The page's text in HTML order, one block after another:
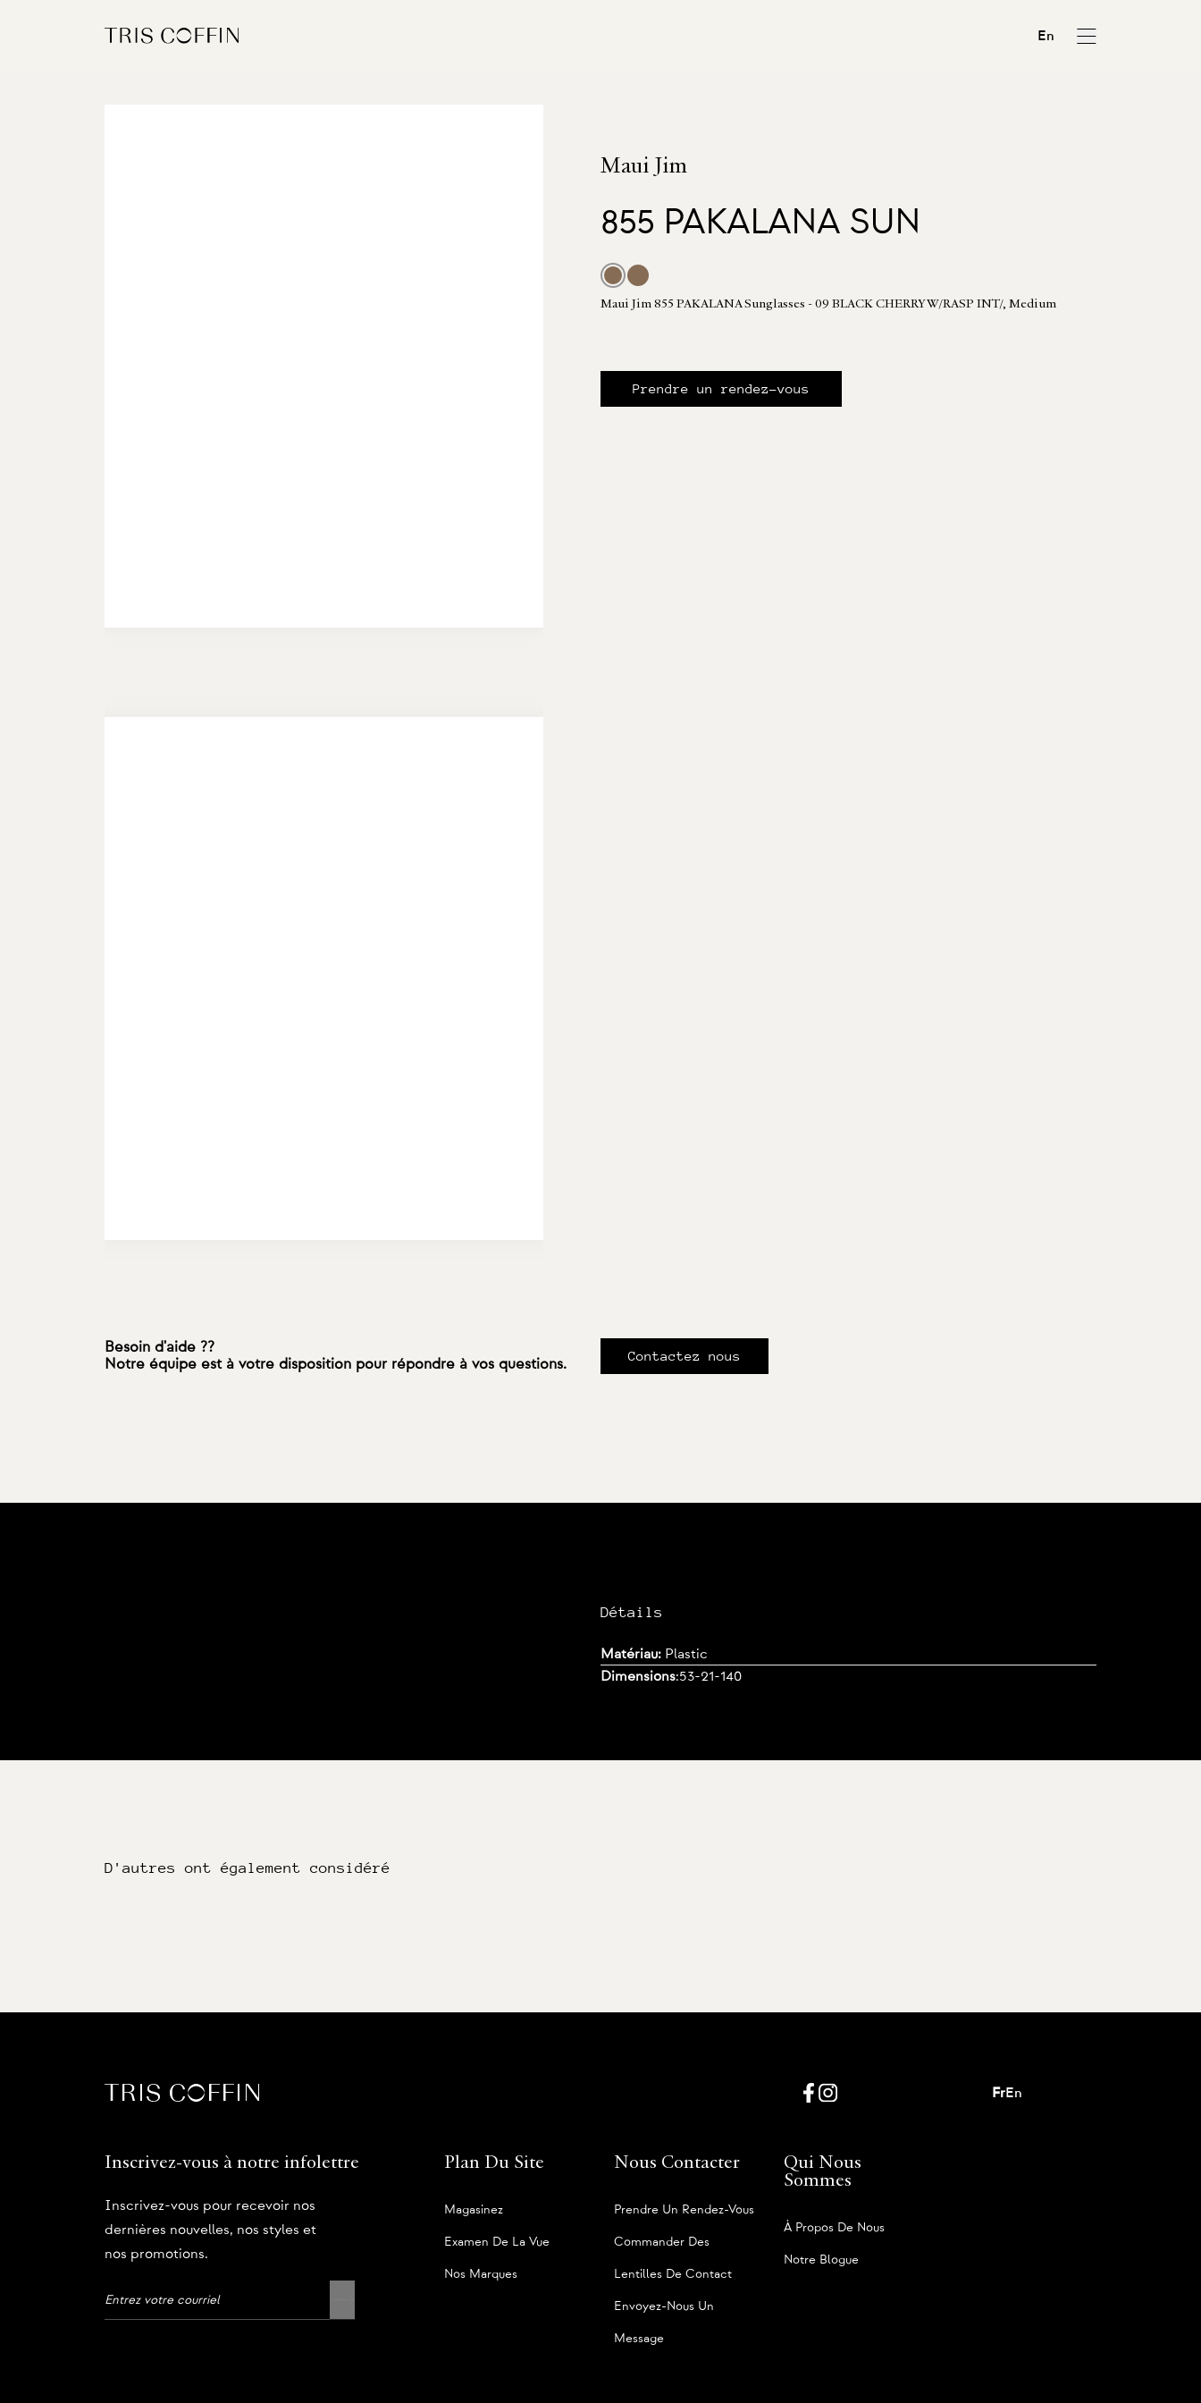
En
Maui Jim
855 PAKALANA SUN
Maui Jim 855 PAKALANA Sunglasses - 09 BLACK CHERRY W/RASP INT/, Medium
Prendre un rendez-vous
Besoin d'aide ??
Notre équipe est à votre disposition pour répondre à vos questions.
Contactez nous
Détails
Matériau: Plastic
Dimensions:53-21-140
D'autres ont également considéré
En
Fr
Inscrivez-vous à notre infolettre
Inscrivez-vous pour recevoir nos
dernières nouvelles, nos styles et
nos promotions.
Plan Du Site
Magasinez
Examen De La Vue
Nos Marques
Nous Contacter
Prendre Un Rendez-Vous
Commander Des
Lentilles De Contact
Envoyez-Nous Un
Message
Qui Nous
Sommes
À Propos De Nous
Notre Blogue